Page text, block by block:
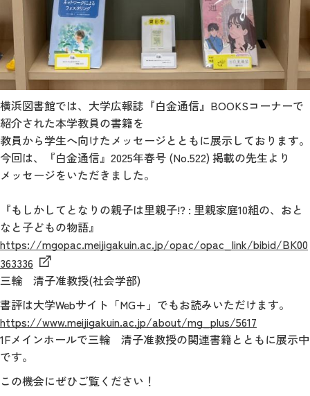
横浜図書館では、大学広報誌『白金通信』BOOKSコーナーで
紹介された本学教員の書籍を
教員から学生へ向けたメッセージとともに展示しております。
今回は、『白金通信』2025年春号 (No.522) 掲載の先生より
メッセージをいただきました。
『もしかしてとなりの親子は里親子!? : 里親家庭10組の、おと
なと子どもの物語』
https://mgopac.meijigakuin.ac.jp/opac/opac_link/bibid/BK00
363336
三輪 清子准教授(社会学部)
書評は大学Webサイト「MG+」でもお読みいただけます。
https://www.meijigakuin.ac.jp/about/mg_plus/5617
1Fメインホールで三輪 清子准教授の関連書籍とともに展示中
です。
この機会にぜひご覧ください！